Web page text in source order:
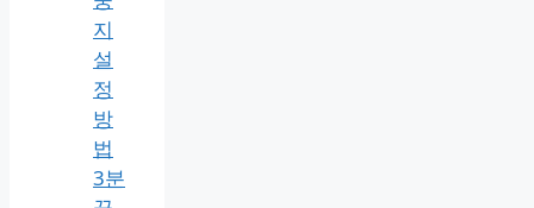
지
설
정
방
법
3분